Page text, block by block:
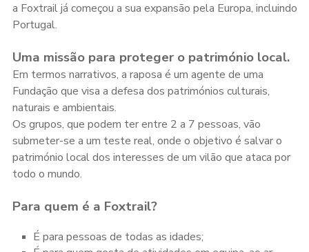
a Foxtrail já começou a sua expansão pela Europa, incluindo
Portugal.
Uma missão para proteger o património local.
Em termos narrativos, a raposa é um agente de uma
Fundação que visa a defesa dos patrimónios culturais,
naturais e ambientais.
Os grupos, que podem ter entre 2 a 7 pessoas, vão
submeter-se a um teste real, onde o objetivo é salvar o
património local dos interesses de um vilão que ataca por
todo o mundo.
Para quem é a Foxtrail?
É para pessoas de todas as idades;